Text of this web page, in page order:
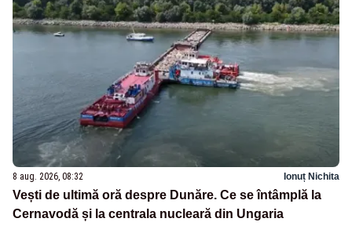
8 aug. 2026, 08:32 Ionuț Nichita
Vești de ultimă oră despre Dunăre. Ce se întâmplă la
Cernavodă și la centrala nucleară din Ungaria